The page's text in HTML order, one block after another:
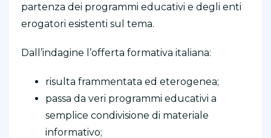
partenza dei programmi educativi e degli enti
erogatori esistenti sul tema.
Dall’indagine l’offerta formativa italiana:
risulta frammentata ed eterogenea;
passa da veri programmi educativi a
semplice condivisione di materiale
informativo;